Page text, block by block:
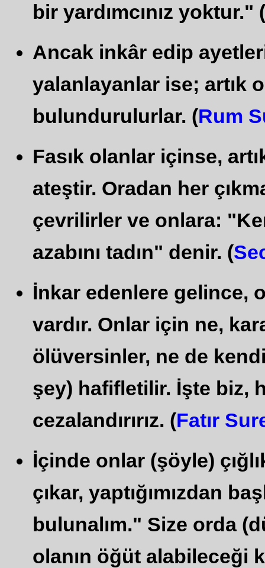
bir yardımcınız yoktur." (
Ancak inkâr edip
yalanlayanlar ise; artık
bulundurulurlar. (Rum
Fasık olanlar içinse,
ateştir. Oradan her
çevrilirler ve onlara:
azabını tadın" denir. (
İnkar edenlere gelince,
vardır. Onlar için ne,
ölüversinler, ne de
şey) hafifletilir. İşte biz,
cezalandırırız. (Fatır
İçinde onlar (şöyle)
çıkar, yaptığımızdan
bulunalım." Size orda
olanın öğüt alabileceği